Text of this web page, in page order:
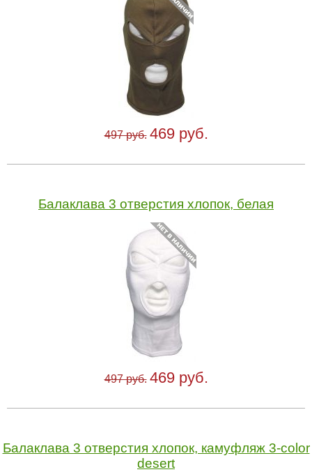
497 руб. 469 руб.
Балаклава 3 отверстия хлопок, белая
497 руб. 469 руб.
Балаклава 3 отверстия хлопок, камуфляж 3-color
desert